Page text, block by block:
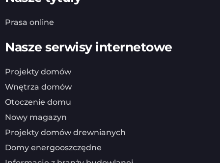
Prasa online
Nasze serwisy internetowe
Projekty domów
Wnętrza domów
Otoczenie domu
Nowy magazyn
Projekty domów drewnianych
Domy energooszczędne